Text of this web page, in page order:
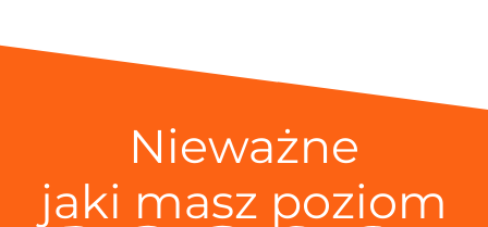
Nieważne
jaki masz poziom